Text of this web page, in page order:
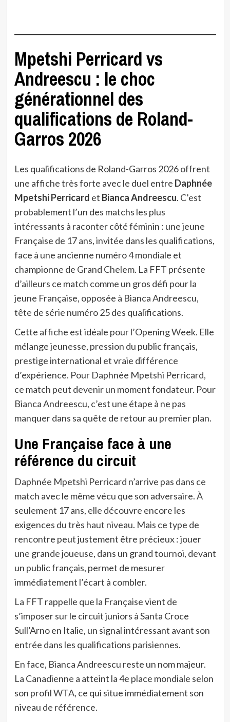
Mpetshi Perricard vs
Andreescu : le choc
générationnel des
qualifications de Roland-
Garros 2026
Les qualifications de Roland-Garros 2026 offrent
une affiche très forte avec le duel entre Daphnée
Mpetshi Perricard et Bianca Andreescu. C’est
probablement l’un des matchs les plus
intéressants à raconter côté féminin : une jeune
Française de 17 ans, invitée dans les qualifications,
face à une ancienne numéro 4 mondiale et
championne de Grand Chelem. La FFT présente
d’ailleurs ce match comme un gros défi pour la
jeune Française, opposée à Bianca Andreescu,
tête de série numéro 25 des qualifications.
Cette affiche est idéale pour l’Opening Week. Elle
mélange jeunesse, pression du public français,
prestige international et vraie différence
d’expérience. Pour Daphnée Mpetshi Perricard,
ce match peut devenir un moment fondateur. Pour
Bianca Andreescu, c’est une étape à ne pas
manquer dans sa quête de retour au premier plan.
Une Française face à une
référence du circuit
Daphnée Mpetshi Perricard n’arrive pas dans ce
match avec le même vécu que son adversaire. À
seulement 17 ans, elle découvre encore les
exigences du très haut niveau. Mais ce type de
rencontre peut justement être précieux : jouer
une grande joueuse, dans un grand tournoi, devant
un public français, permet de mesurer
immédiatement l’écart à combler.
La FFT rappelle que la Française vient de
s’imposer sur le circuit juniors à Santa Croce
Sull’Arno en Italie, un signal intéressant avant son
entrée dans les qualifications parisiennes.
En face, Bianca Andreescu reste un nom majeur.
La Canadienne a atteint la 4e place mondiale selon
son profil WTA, ce qui situe immédiatement son
niveau de référence.